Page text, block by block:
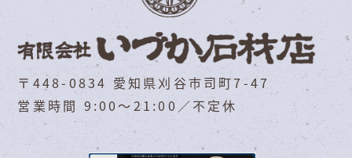
〒448-0834 愛知県刈谷市司町7-47
営業時間 9:00～21:00／不定休